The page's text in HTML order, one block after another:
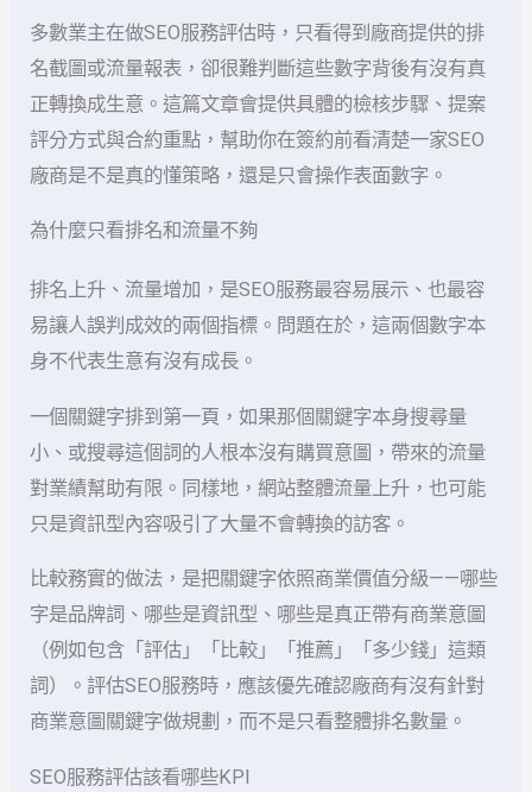
多數業主在做SEO服務評估時，只看得到廠商提供的排
名截圖或流量報表，卻很難判斷這些數字背後有沒有真
正轉換成生意。這篇文章會提供具體的檢核步驟、提案
評分方式與合約重點，幫助你在簽約前看清楚一家SEO
廠商是不是真的懂策略，還是只會操作表面數字。
為什麼只看排名和流量不夠
排名上升、流量增加，是SEO服務最容易展示、也最容
易讓人誤判成效的兩個指標。問題在於，這兩個數字本
身不代表生意有沒有成長。
一個關鍵字排到第一頁，如果那個關鍵字本身搜尋量
小、或搜尋這個詞的人根本沒有購買意圖，帶來的流量
對業績幫助有限。同樣地，網站整體流量上升，也可能
只是資訊型內容吸引了大量不會轉換的訪客。
比較務實的做法，是把關鍵字依照商業價值分級——哪些
字是品牌詞、哪些是資訊型、哪些是真正帶有商業意圖
（例如包含「評估」「比較」「推薦」「多少錢」這類
詞）。評估SEO服務時，應該優先確認廠商有沒有針對
商業意圖關鍵字做規劃，而不是只看整體排名數量。
SEO服務評估該看哪些KPI